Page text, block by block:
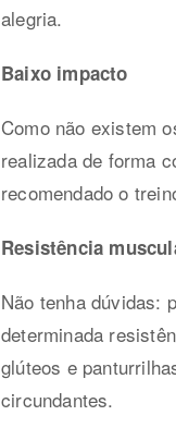
alegria.
Baixo impacto
Como não existem
realizada de forma
recomendado o
Resistência
Não tenha dúvidas:
determinada
glúteos e
circundantes.